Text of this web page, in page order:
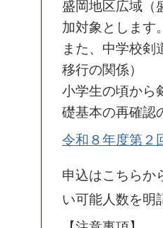
盛岡地区広域（
加対象とします
また、中学校剣
移行の関係）
小学生の頃から
礎基本の再確認
令和８年度第２
申込はこちら
い可能人数を明